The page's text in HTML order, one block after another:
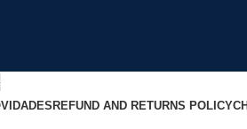
REFUND AND RETURNS POLICY